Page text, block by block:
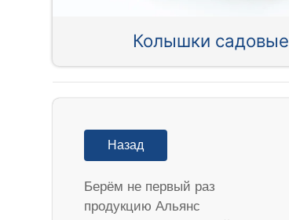
Колышки садовые
Назад
Берём не первый раз
продукцию Альянс